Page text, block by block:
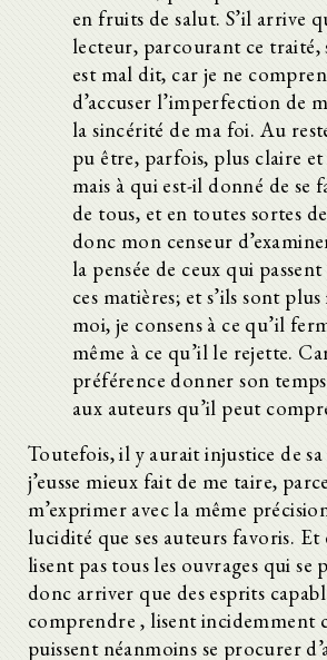
en fruits de salut. S’il arrive
lecteur, parcourant ce traité,
est mal dit, car je ne
d’accuser l’imperfection de
la sincérité de ma foi. Au
pu être, parfois, plus claire
mais à qui est-il donné de se
de tous, et en toutes sortes
donc mon censeur
la pensée de ceux qui
ces matières; et s’ils sont
moi, je consens à ce qu’il
même à ce qu’il le rejette.
préférence donner son
aux auteurs qu’il peut
Toutefois, il y aurait injustice de
j’eusse mieux fait de me taire,
m’exprimer avec la même
lucidité que ses auteurs favoris.
lisent pas tous les ouvrages qui
donc arriver que des esprits
comprendre , lisent incidemment
puissent néanmoins se procurer